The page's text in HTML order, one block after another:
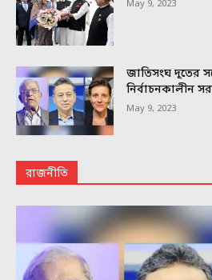
May 9, 2023
জাতিসংঘ দূতের
নির্বাচনকালীন
May 9, 2023
রাজনীতি